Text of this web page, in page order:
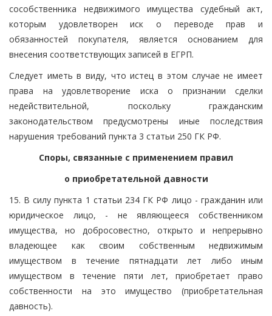
сособственника недвижимого имущества судебный акт,
которым удовлетворен иск о переводе прав и
обязанностей покупателя, является основанием для
внесения соответствующих записей в ЕГРП.
Следует иметь в виду, что истец в этом случае не имеет
права на удовлетворение иска о признании сделки
недействительной, поскольку гражданским
законодательством предусмотрены иные последствия
нарушения требований пункта 3 статьи 250 ГК РФ.
Споры, связанные с применением правил
о приобретательной давности
15. В силу пункта 1 статьи 234 ГК РФ лицо - гражданин или
юридическое лицо, - не являющееся собственником
имущества, но добросовестно, открыто и непрерывно
владеющее как своим собственным недвижимым
имуществом в течение пятнадцати лет либо иным
имуществом в течение пяти лет, приобретает право
собственности на это имущество (приобретательная
давность).